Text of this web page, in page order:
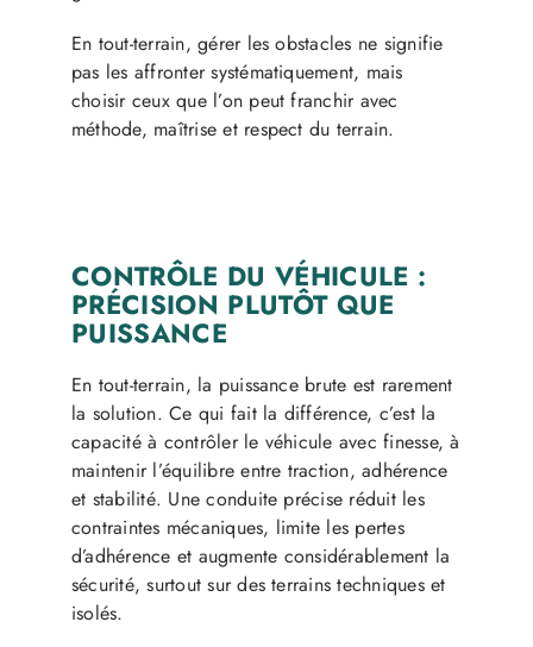
En tout-terrain, gérer les obstacles ne signifie
pas les affronter systématiquement, mais
choisir ceux que l’on peut franchir avec
méthode, maîtrise et respect du terrain.
CONTRÔLE DU VÉHICULE :
PRÉCISION PLUTÔT QUE
PUISSANCE
En tout-terrain, la puissance brute est rarement
la solution. Ce qui fait la différence, c’est la
capacité à contrôler le véhicule avec finesse, à
maintenir l’équilibre entre traction, adhérence
et stabilité. Une conduite précise réduit les
contraintes mécaniques, limite les pertes
d’adhérence et augmente considérablement la
sécurité, surtout sur des terrains techniques et
isolés.